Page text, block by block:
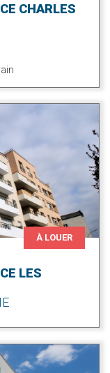
CHARLES
À LOUER
LES